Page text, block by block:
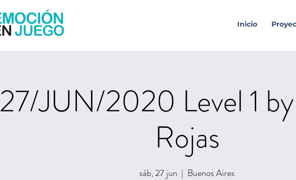
Inicio
27/JUN/2020 Level 1
Rojas
sáb, 27 jun
  |
Buenos Aires